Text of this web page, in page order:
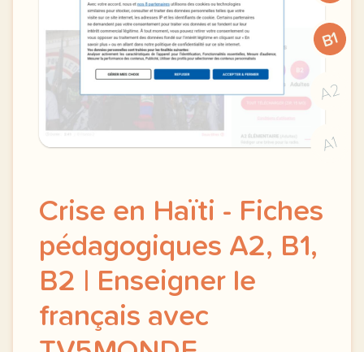
B1
A2
A1
Crise en Haïti - Fiches
pédagogiques A2, B1,
B2 | Enseigner le
français avec